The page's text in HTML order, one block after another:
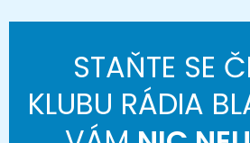
STAŇTE SE
KLUBU RÁDIA